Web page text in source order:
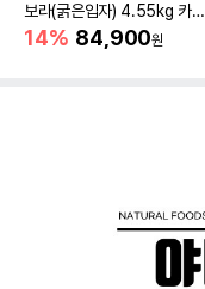
보라(굵은입자) 4.55kg 카사
바모래
14% 84,900원